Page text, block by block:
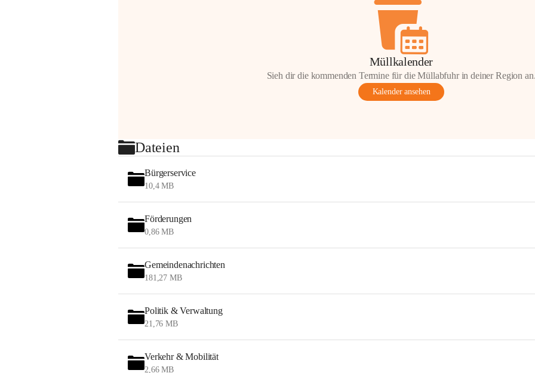
Müllkalender
Sieh dir die kommenden Termine für die Müllabfuhr in deiner Region
Kalender ansehen
Dateien
Bürgerservice
10,4 MB
Förderungen
0,86 MB
Gemeindenachrichten
181,27 MB
Politik & Verwaltung
21,76 MB
Verkehr & Mobilität
2,66 MB